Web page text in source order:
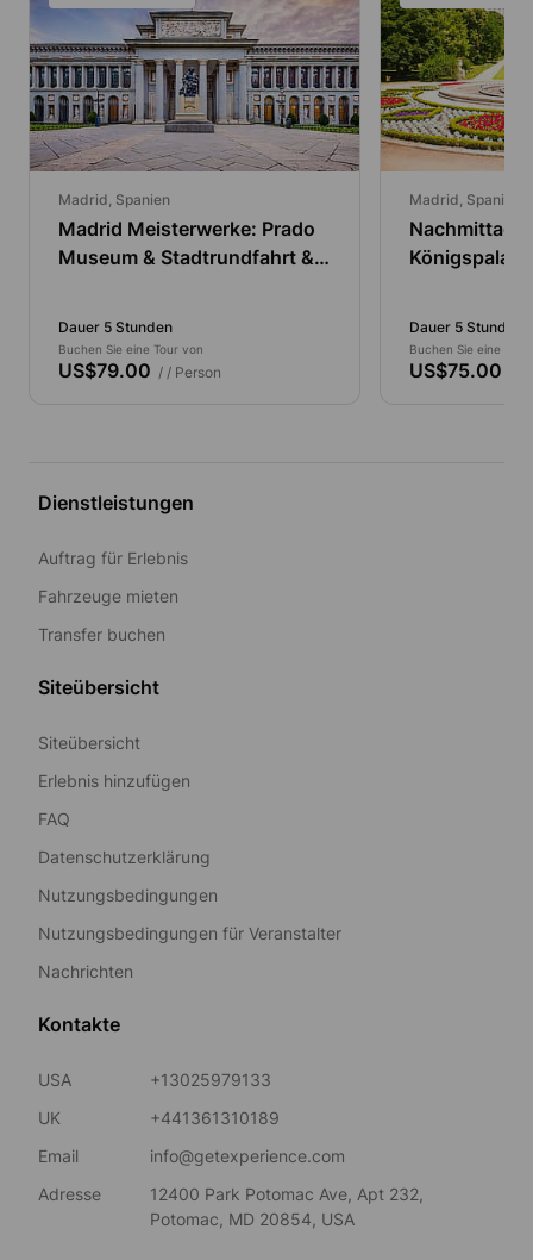
Madrid, Spanien
Madrid Meisterwerke: Prado
Museum & Stadtrundfahrt &
Dauer 5 Stunden
Buchen Sie eine Tour von
US$79.00 / / Person
Madrid, Spanien
Königspalast,
Dauer 5 Stunden
Buchen Sie eine
US$75.00
Dienstleistungen
Auftrag für Erlebnis
Fahrzeuge mieten
Transfer buchen
Siteübersicht
Siteübersicht
Erlebnis hinzufügen
FAQ
Datenschutzerklärung
Nutzungsbedingungen
Nutzungsbedingungen für Veranstalter
Nachrichten
Kontakte
USA
+13025979133
UK
+441361310189
Email
info@getexperience.com
Adresse
12400 Park Potomac Ave, Apt 232,
Potomac, MD 20854, USA